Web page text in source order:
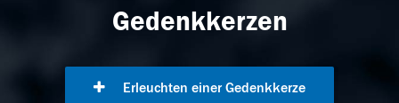
Gedenkkerzen
Erleuchten einer Gedenkkerze